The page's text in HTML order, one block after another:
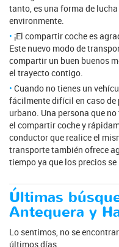
tanto, es una forma de
environmente.
¡El compartir coche es
Este nuevo modo de
compartir un buen buenos
el trayecto contigo.
Cuando no tienes un
fácilmente difícil en caso
urbano. Una persona que
el compartir coche y
conductor que realice el
transporte también ofrece
tiempo ya que los precios
Últimas
Antequera y
Lo sentimos, no se
últimos días.